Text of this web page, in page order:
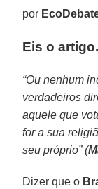
por
Eis o artigo.
“Ou nenhum
verdadeiros
aquele que
for a sua
seu próprio” (
Dizer que o